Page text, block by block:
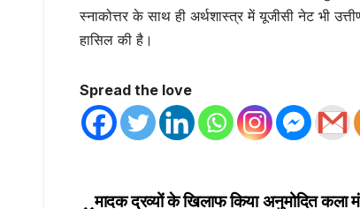
स्नाकोत्तर के साथ ही अर्थशास्त्र में यूजीसी नेट भी
हासिल की है।
Spread the love
मादक द्रव्यों के खिलाफ किया अनुमोदित कला